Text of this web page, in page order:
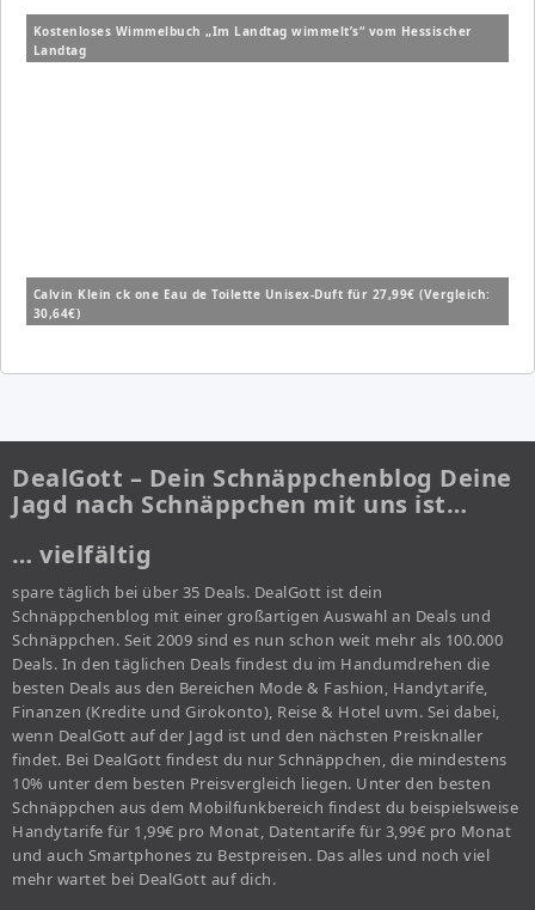
Kostenloses Wimmelbuch „Im Landtag wimmelt’s“ vom Hessischer
Landtag
Calvin Klein ck one Eau de Toilette Unisex-Duft für 27,99€ (Vergleich:
30,64€)
DealGott – Dein Schnäppchenblog Deine
Jagd nach Schnäppchen mit uns ist…
… vielfältig
spare täglich bei über 35 Deals. DealGott ist dein
Schnäppchenblog mit einer großartigen Auswahl an Deals und
Schnäppchen. Seit 2009 sind es nun schon weit mehr als 100.000
Deals. In den täglichen Deals findest du im Handumdrehen die
besten Deals aus den Bereichen Mode & Fashion, Handytarife,
Finanzen (Kredite und Girokonto), Reise & Hotel uvm. Sei dabei,
wenn DealGott auf der Jagd ist und den nächsten Preisknaller
findet. Bei DealGott findest du nur Schnäppchen, die mindestens
10% unter dem besten Preisvergleich liegen. Unter den besten
Schnäppchen aus dem Mobilfunkbereich findest du beispielsweise
Handytarife für 1,99€ pro Monat, Datentarife für 3,99€ pro Monat
und auch Smartphones zu Bestpreisen. Das alles und noch viel
mehr wartet bei DealGott auf dich.